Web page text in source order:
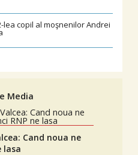
lea copil al moşnenilor Andrei
Media
Cand noua ne
lasa